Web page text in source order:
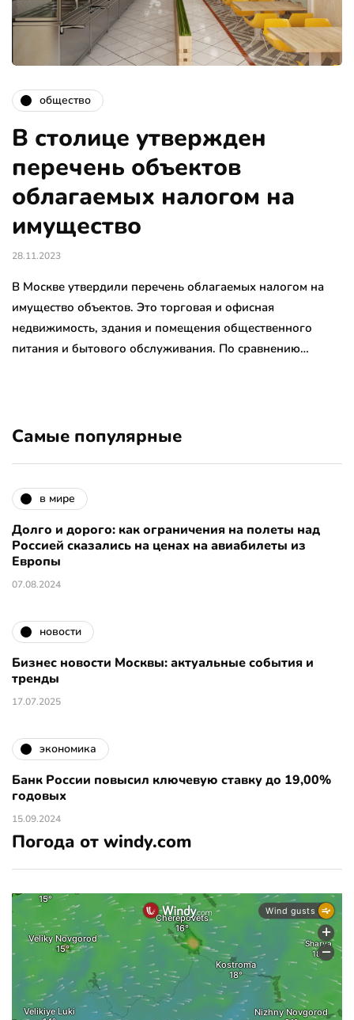
общество
В столице утвержден
перечень объектов
облагаемых налогом на
имущество
28.11.2023
В Москве утвердили перечень облагаемых налогом на
имущество объектов. Это торговая и офисная
недвижимость, здания и помещения общественного
питания и бытового обслуживания. По сравнению…
Самые популярные
в мире
Долго и дорого: как ограничения на полеты над
Россией сказались на ценах на авиабилеты из
Европы
07.08.2024
новости
Бизнес новости Москвы: актуальные события и
тренды
17.07.2025
экономика
Банк России повысил ключевую ставку до 19,00%
годовых
15.09.2024
Погода от windy.com